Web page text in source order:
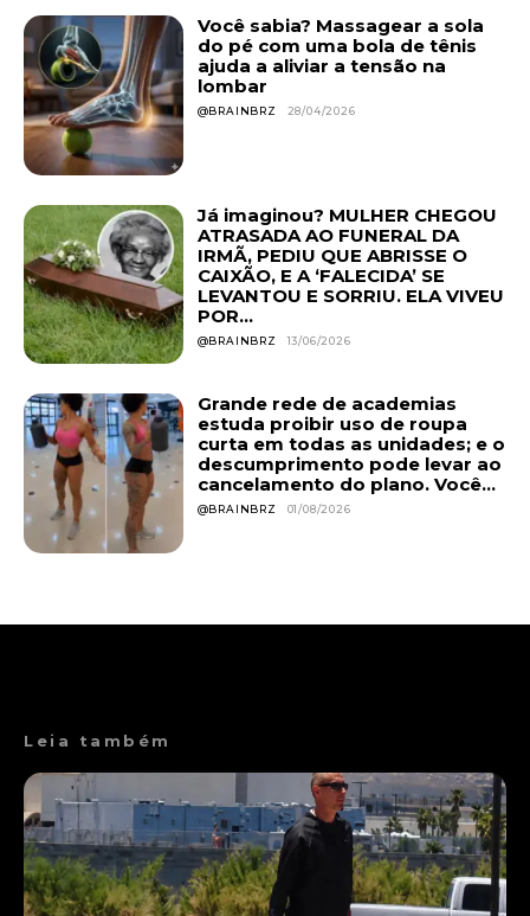
Você sabia? Massagear a sola
do pé com uma bola de tênis
ajuda a aliviar a tensão na
lombar
@BRAINBRZ 28/04/2026
Já imaginou? MULHER CHEGOU
ATRASADA AO FUNERAL DA
IRMÃ, PEDIU QUE ABRISSE O
CAIXÃO, E A ‘FALECIDA’ SE
LEVANTOU E SORRIU. ELA VIVEU
POR...
@BRAINBRZ 13/06/2026
Grande rede de academias
estuda proibir uso de roupa
curta em todas as unidades; e o
descumprimento pode levar ao
cancelamento do plano. Você...
@BRAINBRZ 01/08/2026
Leia também